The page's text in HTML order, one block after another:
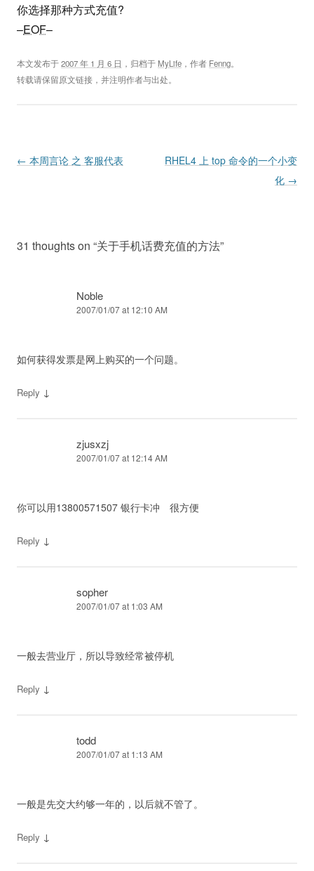
你选择那种方式充值?
–EOF–
本文发布于2007 年 1 月 6 日 ，归档于 MyLife ，作者 Fenng。
转载请保留原文链接，并注明作者与出处。
Post navigation
← 本周言论 之 客服代表
RHEL4 上 top 命令的一个小变
化 →
31 thoughts on “关于手机话费充值的方法”
Noble
2007/01/07 at 12:10 AM
如何获得发票是网上购买的一个问题。
Reply ↓
zjusxzj
2007/01/07 at 12:14 AM
你可以用13800571507 银行卡冲 很方便
Reply ↓
sopher
2007/01/07 at 1:03 AM
一般去营业厅，所以导致经常被停机
Reply ↓
todd
2007/01/07 at 1:13 AM
一般是先交大约够一年的，以后就不管了。
Reply ↓